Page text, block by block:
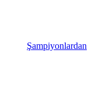
Şampiyonlardan